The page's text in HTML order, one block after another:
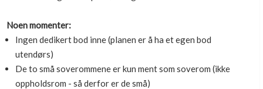
Noen momenter:
Ingen dedikert bod inne (planen er å ha et egen bod
utendørs)
De to små soverommene er kun ment som soverom (ikke
oppholdsrom - så derfor er de små)